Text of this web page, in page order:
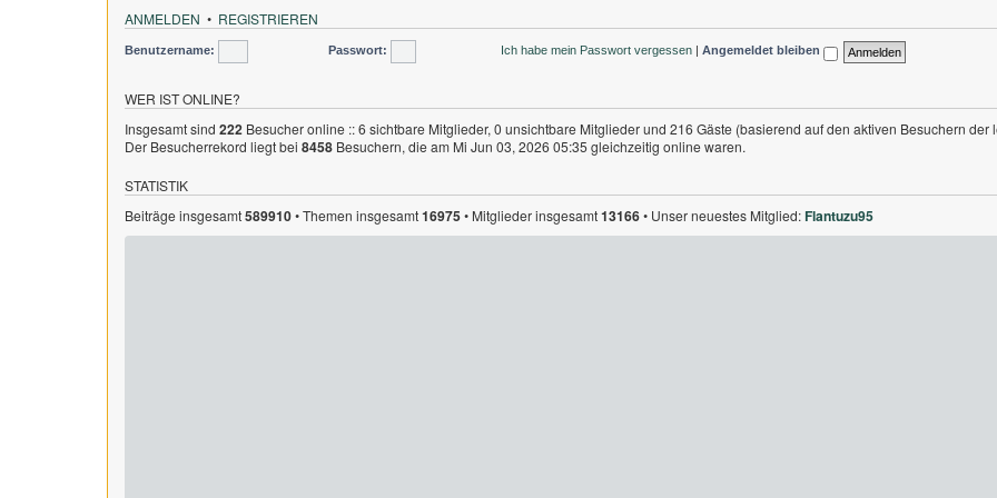
ANMELDEN • REGISTRIEREN
Benutzername: Passwort: Ich habe mein Passwort vergessen Angemeldet bleiben
WER IST ONLINE?
Insgesamt sind 222 Besucher online :: 6 sichtbare Mitglieder, 0 unsichtbare Mitglieder und 216 Gäste (basierend auf den aktiven Besuchern der
Der Besucherrekord liegt bei 8458 Besuchern, die am Mi Jun 03, 2026 05:35 gleichzeitig online waren.
STATISTIK
Beiträge insgesamt589910• Themen insgesamt16975• Mitglieder insgesamt13166• Unser neuestes Mitglied:Flantuzu95